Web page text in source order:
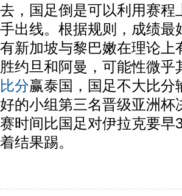
去，国足倒是可以利用赛
手出线。根据规则，成绩
有新加坡与黎巴嫩在理论
胜约旦和阿曼，可能性微
比分赢泰国，国足不大比分
好的小组第三名晋级亚洲
赛时间比国足对伊拉克要
着结果踢。